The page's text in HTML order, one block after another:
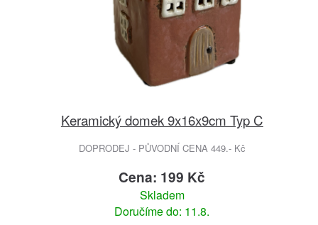
Keramický domek 9x16x9cm Typ C
DOPRODEJ - PŮVODNÍ CENA 449.- Kč
Cena: 199 Kč
Skladem
Doručíme do: 11.8.